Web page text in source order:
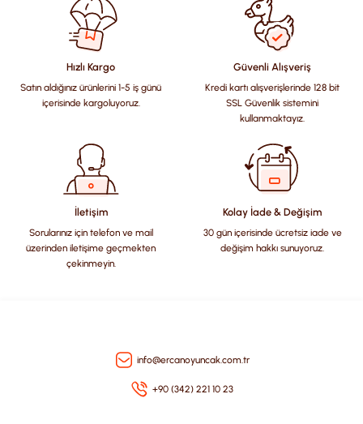
konularda yetersiz gördüğünüz noktaları öneri formunu
kullanarak tarafımıza iletebilirsiniz.
Görüş ve önerileriniz için teşekkür ederiz.
Ürün resmi kalitesiz, bozuk veya görüntülenemiyor.
Ürün açıklamasında eksik bilgiler bulunuyor.
Ürün bilgilerinde hatalar bulunuyor.
Ürün fiyatı diğer sitelerden daha pahalı.
Bu ürüne benzer farklı alternatifler olmalı.
Hızlı Kargo
Satın aldığınız ürünlerini 1-5 iş günü
içerisinde kargoluyoruz.
Güvenli Alışveriş
Kredi kartı alışverişlerinde 128 bit
SSL Güvenlik sistemini
kullanmaktayız.
İletişim
Sorularınız için telefon ve mail
üzerinden iletişime geçmekten
çekinmeyin.
Kolay İade & Değişim
30 gün içerisinde ücretsiz iade ve
değişim hakkı sunuyoruz.
info@ercanoyuncak.com.tr
+90 (342) 221 10 23